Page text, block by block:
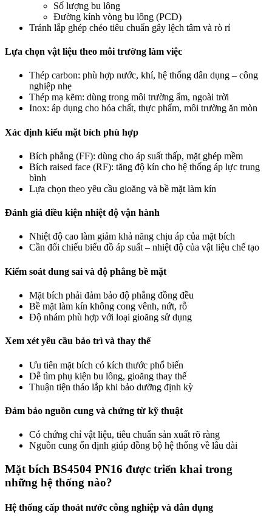
Số lượng bu lông
Đường kính vòng bu lông (PCD)
Tránh lắp ghép chéo tiêu chuẩn gây lệch tâm và rò rỉ
Lựa chọn vật liệu theo môi trường làm việc
Thép carbon: phù hợp nước, khí, hệ thống dân dụng – công
nghiệp nhẹ
Thép mạ kẽm: dùng trong môi trường ẩm, ngoài trời
Inox: áp dụng cho hóa chất, thực phẩm, môi trường ăn mòn
Xác định kiểu mặt bích phù hợp
Bích phẳng (FF): dùng cho áp suất thấp, mặt ghép mềm
Bích raised face (RF): tăng độ kín cho hệ thống áp lực trung
bình
Lựa chọn theo yêu cầu gioăng và bề mặt làm kín
Đánh giá điều kiện nhiệt độ vận hành
Nhiệt độ cao làm giảm khả năng chịu áp của mặt bích
Cần đối chiếu biểu đồ áp suất – nhiệt độ của vật liệu chế tạo
Kiểm soát dung sai và độ phẳng bề mặt
Mặt bích phải đảm bảo độ phẳng đồng đều
Bề mặt làm kín không cong vênh, nứt, rỗ
Độ nhám phù hợp với loại gioăng sử dụng
Xem xét yêu cầu bảo trì và thay thế
Ưu tiên mặt bích có kích thước phổ biến
Dễ tìm phụ kiện bu lông, gioăng thay thế
Thuận tiện tháo lắp khi bảo dưỡng định kỳ
Đảm bảo nguồn cung và chứng từ kỹ thuật
Có chứng chỉ vật liệu, tiêu chuẩn sản xuất rõ ràng
Nguồn cung ổn định giúp đồng bộ hệ thống về lâu dài
Mặt bích BS4504 PN16 được triển khai trong
những hệ thống nào?
Hệ thống cấp thoát nước công nghiệp và dân dụng